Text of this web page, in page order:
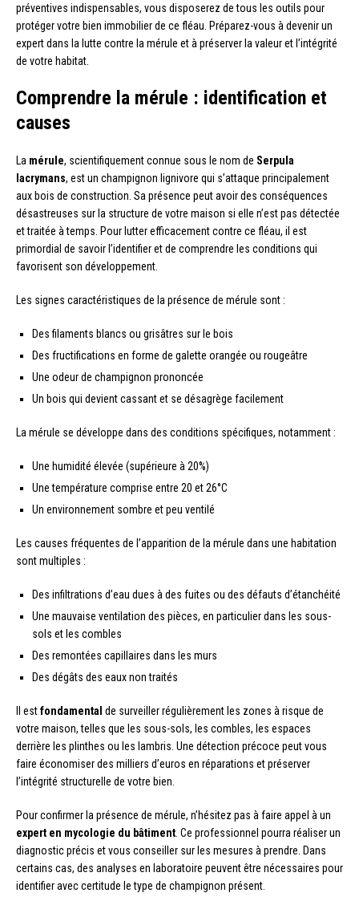
préventives indispensables, vous disposerez de tous les outils pour
protéger votre bien immobilier de ce fléau. Préparez-vous à devenir un
expert dans la lutte contre la mérule et à préserver la valeur et l’intégrité
de votre habitat.
Comprendre la mérule : identification et
causes
La mérule, scientifiquement connue sous le nom de Serpula
lacrymans, est un champignon lignivore qui s’attaque principalement
aux bois de construction. Sa présence peut avoir des conséquences
désastreuses sur la structure de votre maison si elle n’est pas détectée
et traitée à temps. Pour lutter efficacement contre ce fléau, il est
primordial de savoir l’identifier et de comprendre les conditions qui
favorisent son développement.
Les signes caractéristiques de la présence de mérule sont :
Des filaments blancs ou grisâtres sur le bois
Des fructifications en forme de galette orangée ou rougeâtre
Une odeur de champignon prononcée
Un bois qui devient cassant et se désagrège facilement
La mérule se développe dans des conditions spécifiques, notamment :
Une humidité élevée (supérieure à 20%)
Une température comprise entre 20 et 26°C
Un environnement sombre et peu ventilé
Les causes fréquentes de l’apparition de la mérule dans une habitation
sont multiples :
Des infiltrations d’eau dues à des fuites ou des défauts d’étanchéité
Une mauvaise ventilation des pièces, en particulier dans les sous-
sols et les combles
Des remontées capillaires dans les murs
Des dégâts des eaux non traités
Il estfondamental de surveiller régulièrement les zones à risque de
votre maison, telles que les sous-sols, les combles, les espaces
derrière les plinthes ou les lambris. Une détection précoce peut vous
faire économiser des milliers d’euros en réparations et préserver
l’intégrité structurelle de votre bien.
Pour confirmer la présence de mérule, n’hésitez pas à faire appel à un
expert en mycologie du bâtiment. Ce professionnel pourra réaliser un
diagnostic précis et vous conseiller sur les mesures à prendre. Dans
certains cas, des analyses en laboratoire peuvent être nécessaires pour
identifier avec certitude le type de champignon présent.